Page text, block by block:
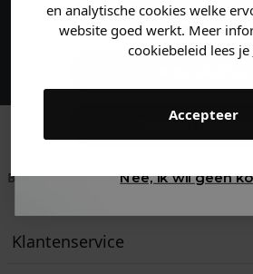
en analytische cookies welke
website goed werkt. Meer
cookiebeleid lees je
Accepteer
Maak een account aan
korting op je eerste
Betaal achteraf met
Voor 23:59
Klantenservice
Dames
Gewoon
Nee, ik wil geen